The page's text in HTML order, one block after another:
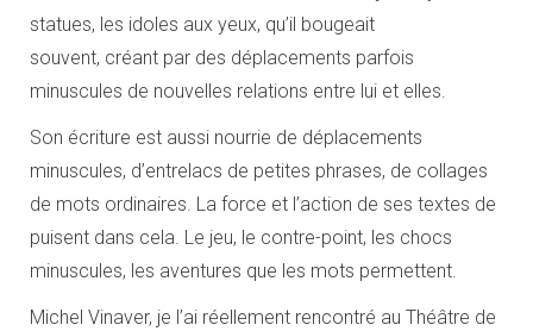
statues, les idoles aux yeux, qu’il bougeait
souvent, créant par des déplacements parfois
minuscules de nouvelles relations entre lui et elles.
Son écriture est aussi nourrie de déplacements
minuscules, d’entrelacs de petites phrases, de collages
de mots ordinaires. La force et l’action de ses textes de
puisent dans cela. Le jeu, le contre-point, les chocs
minuscules, les aventures que les mots permettent.
Michel Vinaver, je l’ai réellement rencontré au Théâtre de